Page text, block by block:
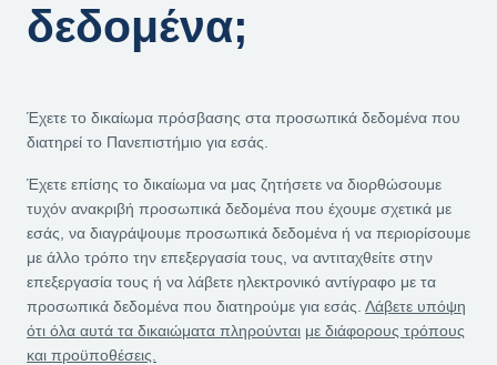
δεδομένα;
Έχετε το δικαίωμα πρόσβασης στα προσωπικά δεδομένα που
διατηρεί το Πανεπιστήμιο για εσάς.
Έχετε επίσης το δικαίωμα να μας ζητήσετε να διορθώσουμε
τυχόν ανακριβή προσωπικά δεδομένα που έχουμε σχετικά με
εσάς, να διαγράψουμε προσωπικά δεδομένα ή να περιορίσουμε
με άλλο τρόπο την επεξεργασία τους, να αντιταχθείτε στην
επεξεργασία τους ή να λάβετε ηλεκτρονικό αντίγραφο με τα
προσωπικά δεδομένα που διατηρούμε για εσάς. Λάβετε υπόψη
ότι όλα αυτά τα δικαιώματα πληρούνται με διάφορους τρόπους
και προϋποθέσεις.